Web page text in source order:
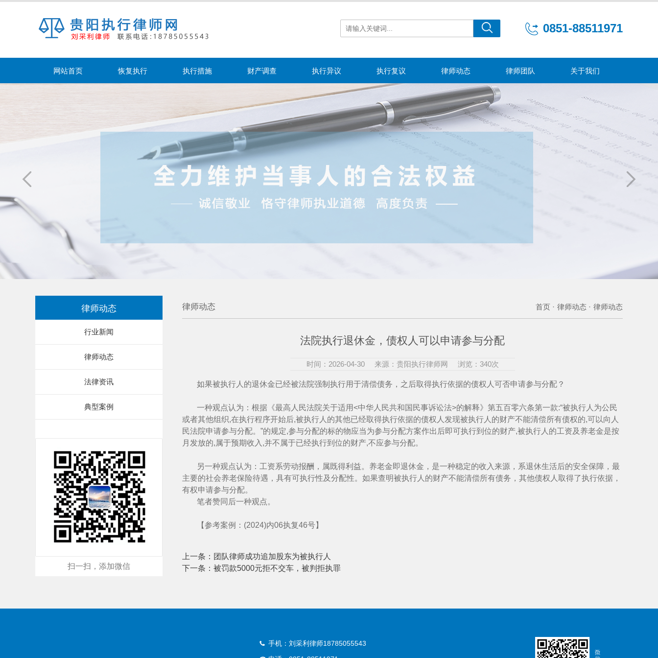
0851-88511971
网站首页 恢复执行 执行措施 财产调查 执行异议 执行复议 律师动态 律师团队 关于我们
律师动态
行业新闻
律师动态
法律资讯
典型案例
扫一扫，添加微信
律师动态 首页 · 律师动态 · 律师动态
法院执行退休金，债权人可以申请参与分配
时间：2026-04-30 来源：贵阳执行律师网 浏览：340次
如果被执行人的退休金已经被法院强制执行用于清偿债务，之后取得执行依据的债权人可否申请参与分配？
一种观点认为：根据《最高人民法院关于适用<中华人民共和国民事诉讼法>的解释》第五百零六条第一款:“被执行人为公民
或者其他组织,在执行程序开始后,被执行人的其他已经取得执行依据的债权人发现被执行人的财产不能清偿所有债权的,可以向人
民法院申请参与分配。”的规定,参与分配的标的物应当为参与分配方案作出后即可执行到位的财产,被执行人的工资及养老金是按
月发放的,属于预期收入,并不属于已经执行到位的财产,不应参与分配。
另一种观点认为：工资系劳动报酬，属既得利益。养老金即退休金，是一种稳定的收入来源，系退休生活后的安全保障，最
主要的社会养老保险待遇，具有可执行性及分配性。如果查明被执行人的财产不能清偿所有债务，其他债权人取得了执行依据，
有权申请参与分配。
笔者赞同后一种观点。
【参考案例：(2024)内06执复46号】
上一条： 团队律师成功追加股东为被执行人
下一条： 被罚款5000元拒不交车，被判拒执罪
手机：刘采利律师18785055543